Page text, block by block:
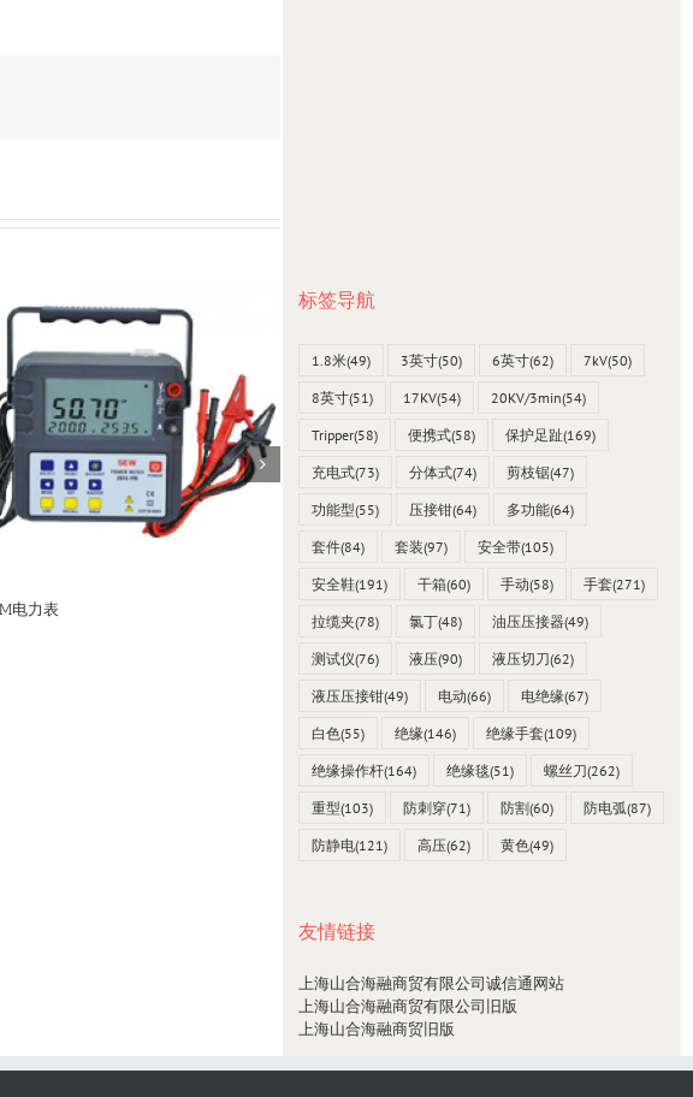
电力表
23 12 月, 2021
标签导航
1.8米(49) 3英寸(50) 6英寸(62) 7kV(50)
8英寸(51) 17KV(54) 20KV/3min(54)
Tripper(58) 便携式(58) 保护足趾(169)
充电式(73) 分体式(74) 剪枝锯(47)
功能型(55) 压接钳(64) 多功能(64)
套件(84) 套装(97) 安全带(105)
安全鞋(191) 干箱(60) 手动(58) 手套(271)
拉缆夹(78) 氯丁(48) 油压压接器(49)
测试仪(76) 液压(90) 液压切刀(62)
液压压接钳(49) 电动(66) 电绝缘(67)
白色(55) 绝缘(146) 绝缘手套(109)
绝缘操作杆(164) 绝缘毯(51) 螺丝刀(262)
重型(103) 防刺穿(71) 防割(60) 防电弧(87)
防静电(121) 高压(62) 黄色(49)
友情链接
上海山合海融商贸有限公司诚信通网站
上海山合海融商贸有限公司旧版
上海山合海融商贸旧版